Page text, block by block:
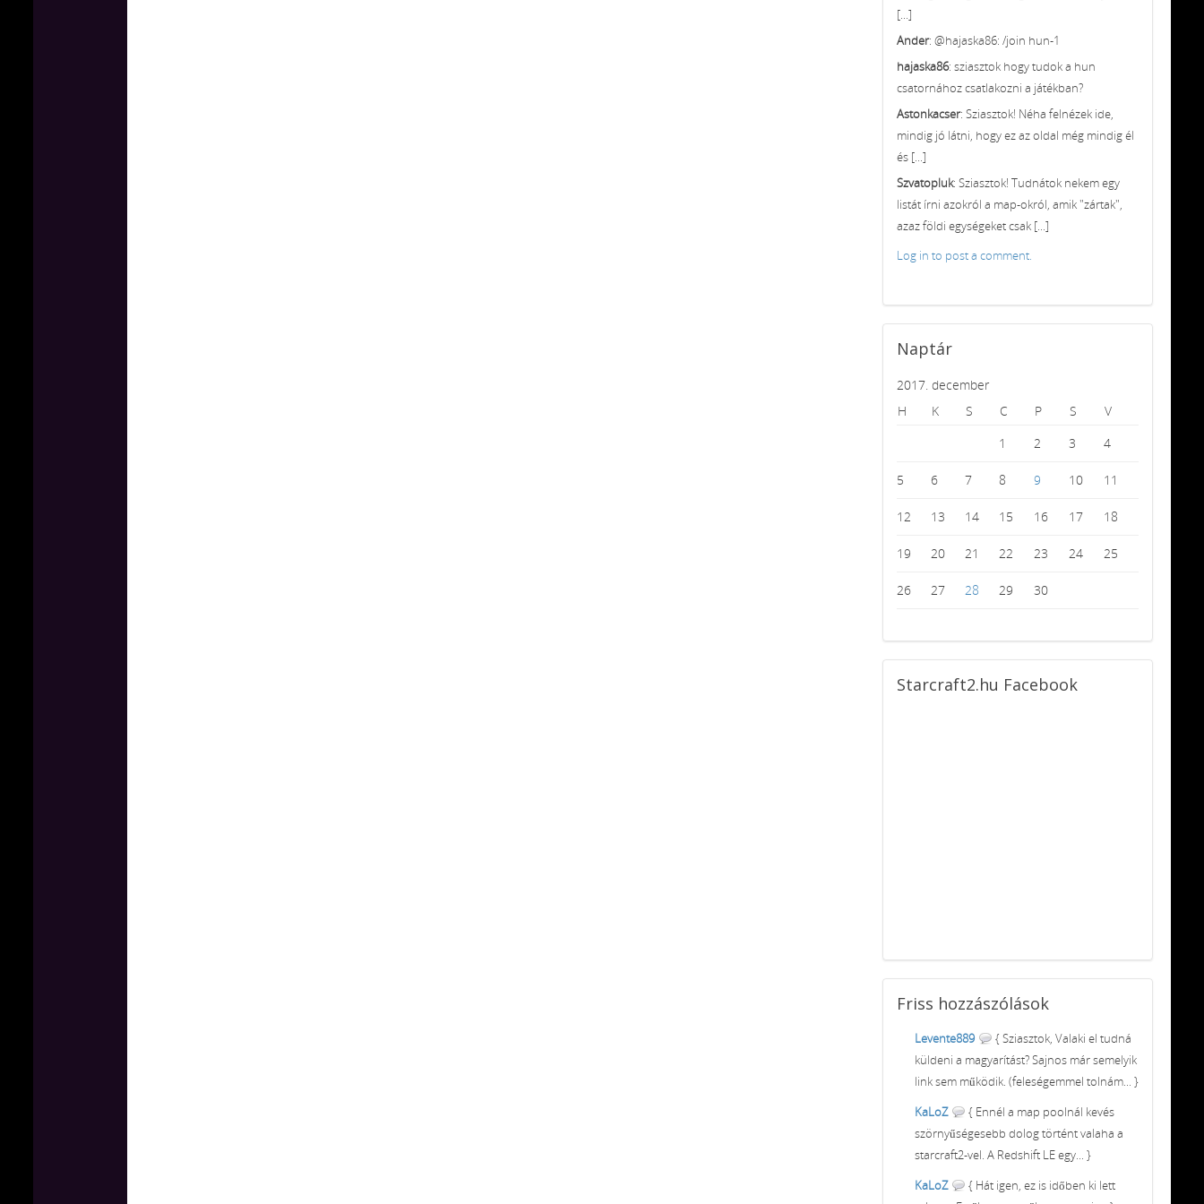
[...]
Ander: @hajaska86: /join hun-1
hajaska86: sziasztok hogy tudok a hun
csatornához csatlakozni a játékban?
Astonkacser: Sziasztok! Néha felnézek ide,
mindig jó látni, hogy ez az oldal még mindig él
és [...]
Szvatopluk: Sziasztok! Tudnátok nekem egy
listát írni azokról a map-okról, amik "zártak",
azaz földi egységeket csak [...]
Log in to post a comment.
Naptár
2017. december
H
K S C P S
V
1
2 3 4
5 6 7 8 9 10 11
12 13 14 15 16 17 18
19 20 21 22 23 24 25
26 27 28 29 30
Starcraft2.hu Facebook
Friss hozzászólások
Levente889
{ Sziasztok, Valaki el tudná
küldeni a magyarítást? Sajnos már semelyik
link sem működik. (feleségemmel tolnám... }
KaLoZ
{ Ennél a map poolnál kevés
szörnyűségesebb dolog történt valaha a
starcraft2-vel. A Redshift LE egy... }
KaLoZ
{ Hát igen, ez is időben ki lett